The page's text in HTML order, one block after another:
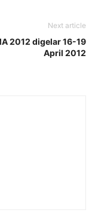
Next article
2012 digelar 16-19
April 2012